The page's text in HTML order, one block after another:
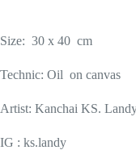
Size: 30 x 40 cm
Technic: Oil on canvas
Artist: Kanchai KS.
IG : ks.landy